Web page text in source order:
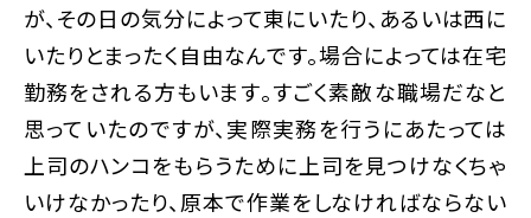
が、その日の気分によって東にいたり、あるいは西に
いたりとまったく自由なんです。場合によっては在宅
勤務をされる方もいます。すごく素敵な職場だなと
思っていたのですが、実際実務を行うにあたっては
上司のハンコをもらうために上司を見つけなくちゃ
いけなかったり、原本で作業をしなければならない